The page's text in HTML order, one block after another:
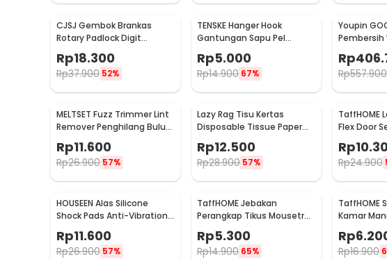
CJSJ Gembok Brankas
Rotary Padlock Digit
Combination Padlock -
CH-209
Rp18.300
Rp37.900 52%
TENSKE Hanger Hook
Gantungan Sapu Pel
Multifungsi 1 PCS - GF-016
Rp5.000
Rp14.900 67%
Youpin
Pembersih
Cleaning -
Rp
Rp557.900
MELTSET Fuzz Trimmer Lint
Remover Penghilang Bulu
Serat Kain - CV8805
Rp11.600
Rp26.900 57%
Lazy Rag Tisu Kertas
Disposable Tissue Paper
Towel 1 Roll (50 Helai) -
MB104P
Rp12.500
Rp28.900 57%
TaffHOME
Flex Door
TP39
Rp
Rp24.900
HOUSEEN Alas Silicone
Shock Pads Anti-Vibration
Mats 4 PCS - NY522
Rp11.600
Rp26.900 57%
TaffHOME Jebakan
Perangkap Tikus Mousetrap
Sensitive - ZL-2021
Rp5.300
Rp14.900 65%
TaffHOME
Kamar
Sponge
Rp
Rp16.900